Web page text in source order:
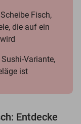
Fisch,
die auf ein
Variante,
ist
Entdecke